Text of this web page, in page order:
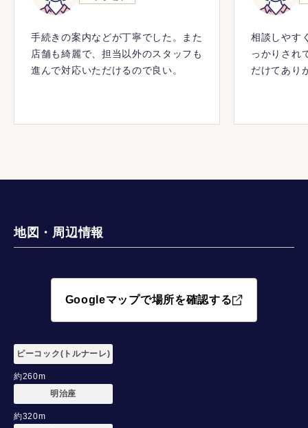
手続きの案内などが丁寧でした。また
店舗も綺麗で、担当以外のスタッフも
進んで対応いただけるので良い。
相談しやす
っかりされ
だけてあり
地図・周辺情報
Googleマップで場所を確認する
ピーコック(トルナーレ)
約260m
明治座
約320m